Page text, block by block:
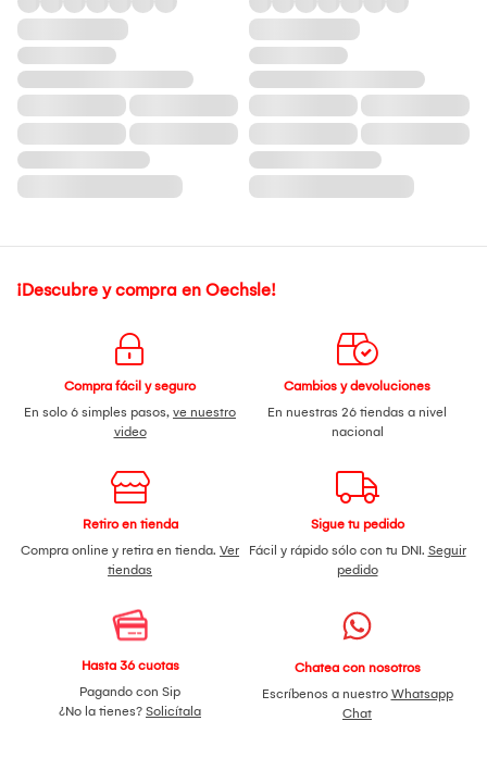
¡Descubre y compra en Oechsle!
Compra fácil y seguro
En solo 6 simples pasos, ve nuestro
video
Cambios y devoluciones
En nuestras 26 tiendas a nivel
nacional
Retiro en tienda
Compra online y retira en tienda. Ver
tiendas
Sigue tu pedido
Fácil y rápido sólo con tu DNI. Seguir
pedido
Hasta 36 cuotas
Pagando con Sip
¿No la tienes? Solicítala
Chatea con nosotros
Escríbenos a nuestro Whatsapp
Chat